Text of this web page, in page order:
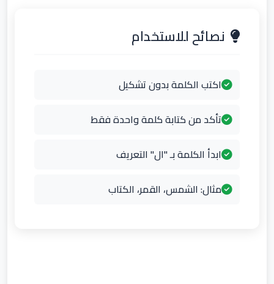
نصائح للاستخدام
اكتب الكلمة بدون تشكيل
تأكد من كتابة كلمة واحدة فقط
ابدأ الكلمة بـ "ال" التعريف
مثال: الشمس، القمر، الكتاب